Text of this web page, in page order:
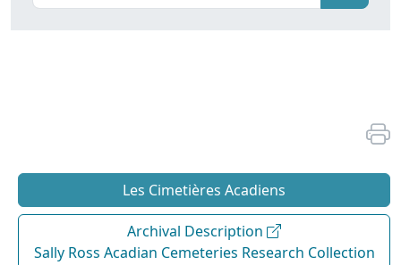
Les Cimetières Acadiens
Archival Description
Sally Ross Acadian Cemeteries Research Collection